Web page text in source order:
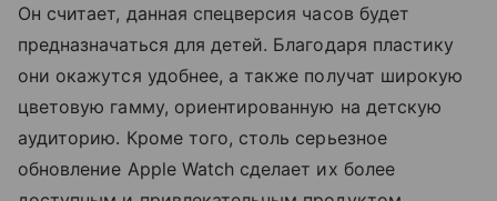
Он считает, данная спецверсия часов будет
предназначаться для детей. Благодаря пластику
они окажутся удобнее, а также получат широкую
цветовую гамму, ориентированную на детскую
аудиторию. Кроме того, столь серьезное
обновление Apple Watch сделает их более